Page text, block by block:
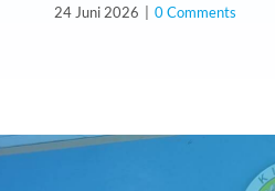
24 Juni 2026 0 Comments